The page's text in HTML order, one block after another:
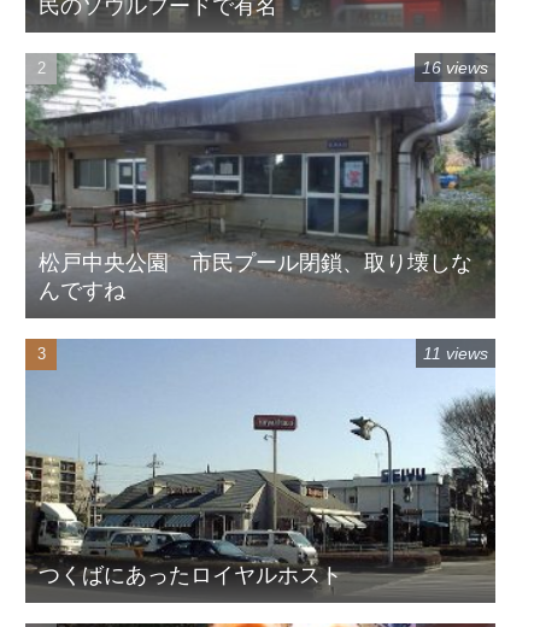
民のソウルフードで有名
松戸中央公園 市民プール閉鎖、取り壊しな
んですね
16 views
つくばにあったロイヤルホスト
11 views